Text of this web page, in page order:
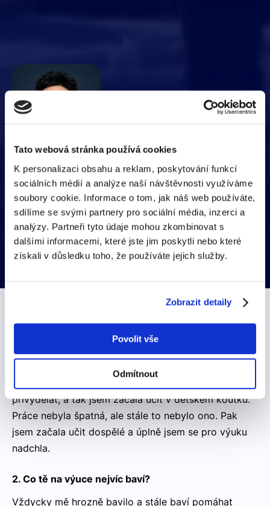
Tato webová stránka používá cookies
K personalizaci obsahu a reklam, poskytování funkcí
sociálních médií a analýze naší návštěvnosti využíváme
soubory cookie. Informace o tom, jak náš web používáte,
sdílíme se svými partnery pro sociální média, inzerci a
analýzy. Partneři tyto údaje mohou zkombinovat s
dalšími informacemi, které jste jim poskytli nebo které
získali v důsledku toho, že používáte jejich služby.
Zobrazit detaily
Povolit vše
Odmítnout
Tereza Smolíková
Lektor/ka němčiny
Němčinou
je můj každodenní život
1. Proč vlastně učíš, co tě k tomu přivedlo?
Miluju jazyky, ať výuku či studium, je to prostě můj
přivydělat, a tak jsem začala učit v dětském koutku.
Práce nebyla špatná, ale stále to nebylo ono. Pak
jsem začala učit dospělé a úplně jsem se pro výuku
nadchla.
2. Co tě na výuce nejvíc baví?
Vždycky mě hrozně bavilo a stále baví pomáhat